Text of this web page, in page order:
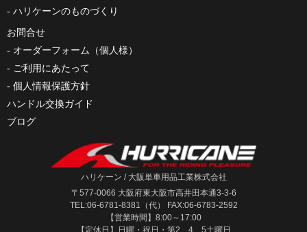
ハリケーンのものづくり
お問合せ
オーダーフォーム（個人様）
ご利用にあたって
個人情報保護方針
ハンドル交換ガイド
ブログ
ハリケーン / 大阪単車用品工業株式会社
〒577-0066 大阪府東大阪市高井田本通3-3-6
TEL:06-6781-8381（代） FAX:06-6783-2592
【営業時間】8:00～17:00
【定休日】日曜・祝日・第2、4、5土曜日